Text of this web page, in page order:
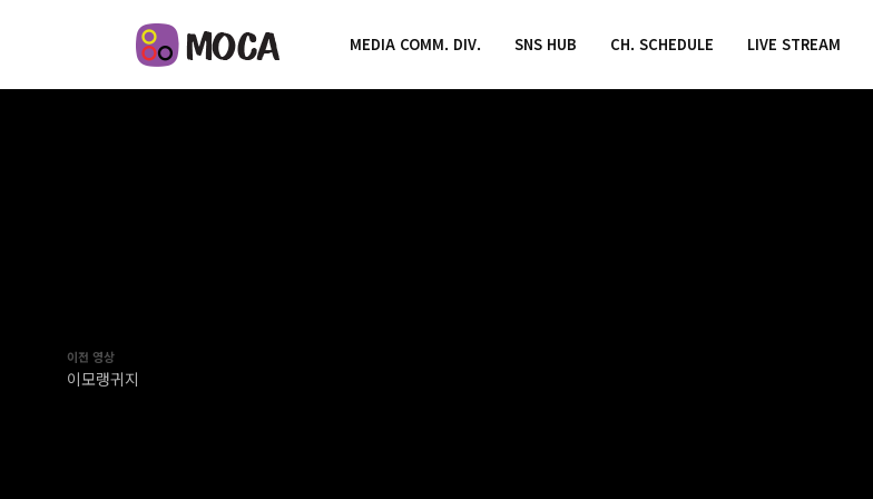
MEDIA COMM. DIV. SNS HUB CH. SCHEDULE LIVE STREAM
이전 영상
이모랭귀지